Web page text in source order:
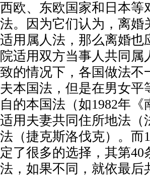
西欧、东欧国家和日本等
法。因为它们认为，离婚
适用属人法，那么离婚也
院适用双方当事人共同
致的情况下，各国做法不
夫本国法，但是在男女
自的本国法（如1982年
适用夫妻共同住所地法（
法（捷克斯洛伐克）。而
定了很多的选择，其第
法，如果不同，就依最后